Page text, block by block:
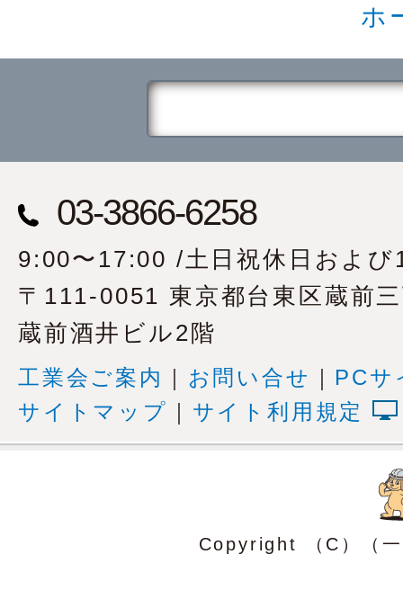
ホ
03-3866-6258
9:00〜17:00 /土日祝休日およ
〒111-0051 東京都台東区蔵前
蔵前酒井ビル2階
工業会ご案内 お問い合せ
PCサ
サイトマップ
サイト利用規定
Copyright （C）（